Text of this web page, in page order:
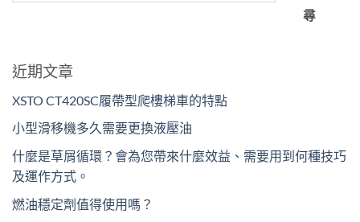
尋
近期文章
XSTO CT420SC履帶型爬樓梯車的特點
小型滑移機多久需要更換液壓油
什麼是草屑循環？會為您帶來什麼效益、需要用到何種技巧
及運作方式。
燃油穩定劑值得使用嗎？